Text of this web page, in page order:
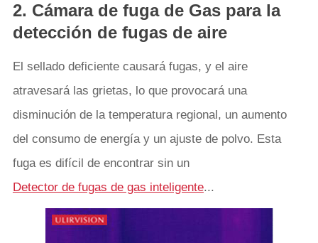
2. Cámara de fuga de Gas para la
detección de fugas de aire
El sellado deficiente causará fugas, y el aire
atravesará las grietas, lo que provocará una
disminución de la temperatura regional, un aumento
del consumo de energía y un ajuste de polvo. Esta
fuga es difícil de encontrar sin un
Detector de fugas de gas inteligente...